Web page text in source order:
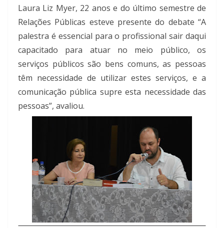
Laura Liz Myer, 22 anos e do último semestre de
Relações Públicas esteve presente do debate “A
palestra é essencial para o profissional sair daqui
capacitado para atuar no meio público, os
serviços públicos são bens comuns, as pessoas
têm necessidade de utilizar estes serviços, e a
comunicação pública supre esta necessidade das
pessoas”, avaliou.